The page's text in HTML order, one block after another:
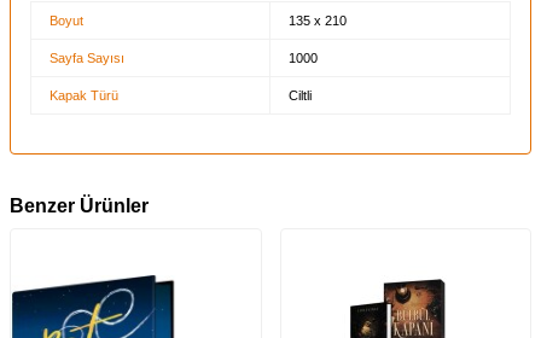
Boyut 135 x 210
Sayfa Sayısı 1000
Kapak Türü Ciltli
Benzer Ürünler